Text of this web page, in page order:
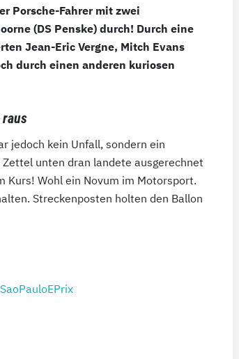
Porsche-Fahrer mit zwei
(DS Penske) durch! Durch eine
Jean-Eric Vergne, Mitch Evans
durch einen anderen kuriosen
jedoch kein Unfall, sondern ein
unten dran landete ausgerechnet
Kurs! Wohl ein Novum im Motorsport.
Streckenposten holten den Ballon